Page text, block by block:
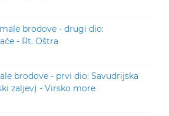
brodove - drugi dio:
- Rt. Oštra
brodove - prvi dio: Savudrijska
zaljev) - Virsko more